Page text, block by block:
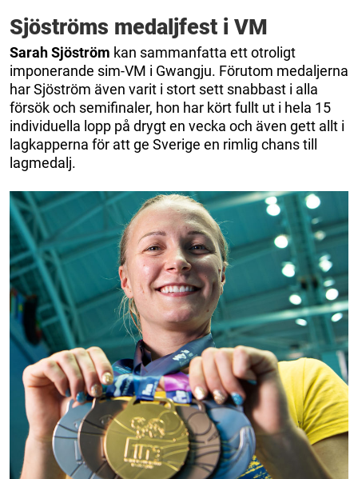
Sjöströms medaljfest i VM
Sarah Sjöström kan sammanfatta ett otroligt
imponerande sim-VM i Gwangju. Förutom medaljerna
har Sjöström även varit i stort sett snabbast i alla
försök och semifinaler, hon har kört fullt ut i hela 15
individuella lopp på drygt en vecka och även gett allt i
lagkapperna för att ge Sverige en rimlig chans till
lagmedalj.